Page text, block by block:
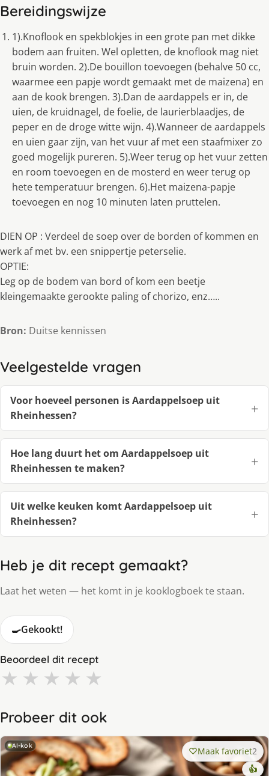
Bereidingswijze
1).Knoflook en spekblokjes in een grote pan met dikke
bodem aan fruiten. Wel opletten, de knoflook mag niet
bruin worden. 2).De bouillon toevoegen (behalve 50 cc,
waarmee een papje wordt gemaakt met de maizena) en
aan de kook brengen. 3).Dan de aardappels er in, de
uien, de kruidnagel, de foelie, de laurierblaadjes, de
peper en de droge witte wijn. 4).Wanneer de aardappels
en uien gaar zijn, van het vuur af met een staafmixer zo
goed mogelijk pureren. 5).Weer terug op het vuur zetten
en room toevoegen en de mosterd en weer terug op
hete temperatuur brengen. 6).Het maizena-papje
toevoegen en nog 10 minuten laten pruttelen.
DIEN OP : Verdeel de soep over de borden of kommen en
werk af met bv. een snippertje peterselie.
OPTIE:
Leg op de bodem van bord of kom een beetje
kleingemaakte gerookte paling of chorizo, enz…..
Bron: Duitse kennissen
Veelgestelde vragen
Voor hoeveel personen is Aardappelsoep uit
Rheinhessen?
Hoe lang duurt het om Aardappelsoep uit
Rheinhessen te maken?
Uit welke keuken komt Aardappelsoep uit
Rheinhessen?
Heb je dit recept gemaakt?
Laat het weten — het komt in je kooklogboek te staan.
🍳Gekookt!
Beoordeel dit recept
★ ★ ★ ★ ★
Probeer dit ook
AI-kok Maak favoriet2
👍